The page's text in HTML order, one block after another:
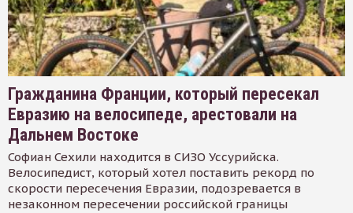
Гражданина Франции, который пересекал
Евразию на велосипеде, арестовали на
Дальнем Востоке
Софиан Сехили находится в СИЗО Уссурийска.
Велосипедист, который хотел поставить рекорд по
скорости пересечения Евразии, подозревается в
незаконном пересечении российской границы